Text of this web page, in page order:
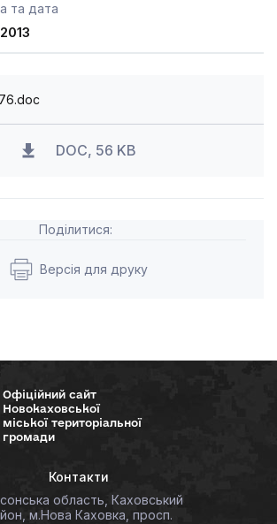
та дата
DOC, 56 KB
Поділитися:
Версія для друку
Офіційний сайт
Новокаховської
міської територіальної
громади
Контакти
область, Каховський
м.Нова Каховка, просп.